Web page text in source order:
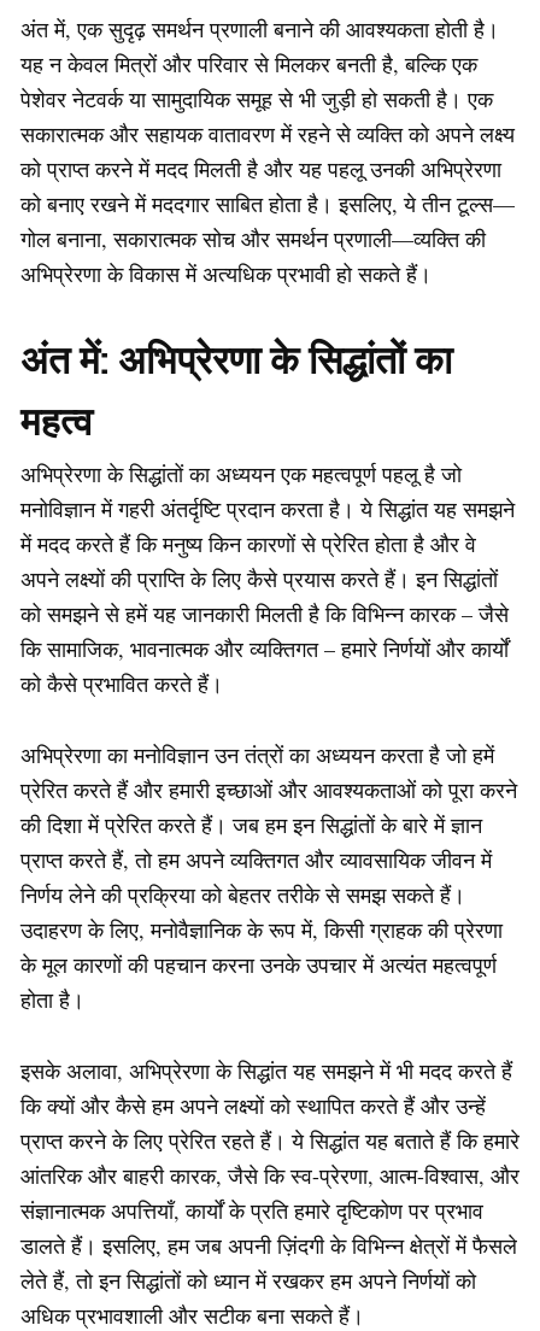
अंत में, एक सुदृढ़ समर्थन प्रणाली बनाने की आवश्यकता होती है।
यह न केवल मित्रों और परिवार से मिलकर बनती है, बल्कि एक
पेशेवर नेटवर्क या सामुदायिक समूह से भी जुड़ी हो सकती है। एक
सकारात्मक और सहायक वातावरण में रहने से व्यक्ति को अपने लक्ष्य
को प्राप्त करने में मदद मिलती है और यह पहलू उनकी अभिप्रेरणा
को बनाए रखने में मददगार साबित होता है। इसलिए, ये तीन टूल्स—
गोल बनाना, सकारात्मक सोच और समर्थन प्रणाली—व्यक्ति की
अभिप्रेरणा के विकास में अत्यधिक प्रभावी हो सकते हैं।
अंत में: अभिप्रेरणा के सिद्धांतों का
महत्व
अभिप्रेरणा के सिद्धांतों का अध्ययन एक महत्वपूर्ण पहलू है जो
मनोविज्ञान में गहरी अंतर्दृष्टि प्रदान करता है। ये सिद्धांत यह समझने
में मदद करते हैं कि मनुष्य किन कारणों से प्रेरित होता है और वे
अपने लक्ष्यों की प्राप्ति के लिए कैसे प्रयास करते हैं। इन सिद्धांतों
को समझने से हमें यह जानकारी मिलती है कि विभिन्न कारक – जैसे
कि सामाजिक, भावनात्मक और व्यक्तिगत – हमारे निर्णयों और कार्यों
को कैसे प्रभावित करते हैं।
अभिप्रेरणा का मनोविज्ञान उन तंत्रों का अध्ययन करता है जो हमें
प्रेरित करते हैं और हमारी इच्छाओं और आवश्यकताओं को पूरा करने
की दिशा में प्रेरित करते हैं। जब हम इन सिद्धांतों के बारे में ज्ञान
प्राप्त करते हैं, तो हम अपने व्यक्तिगत और व्यावसायिक जीवन में
निर्णय लेने की प्रक्रिया को बेहतर तरीके से समझ सकते हैं।
उदाहरण के लिए, मनोवैज्ञानिक के रूप में, किसी ग्राहक की प्रेरणा
के मूल कारणों की पहचान करना उनके उपचार में अत्यंत महत्वपूर्ण
होता है।
इसके अलावा, अभिप्रेरणा के सिद्धांत यह समझने में भी मदद करते हैं
कि क्यों और कैसे हम अपने लक्ष्यों को स्थापित करते हैं और उन्हें
प्राप्त करने के लिए प्रेरित रहते हैं। ये सिद्धांत यह बताते हैं कि हमारे
आंतरिक और बाहरी कारक, जैसे कि स्व-प्रेरणा, आत्म-विश्वास, और
संज्ञानात्मक अपत्तियाँ, कार्यों के प्रति हमारे दृष्टिकोण पर प्रभाव
डालते हैं। इसलिए, हम जब अपनी ज़िंदगी के विभिन्न क्षेत्रों में फैसले
लेते हैं, तो इन सिद्धांतों को ध्यान में रखकर हम अपने निर्णयों को
अधिक प्रभावशाली और सटीक बना सकते हैं।